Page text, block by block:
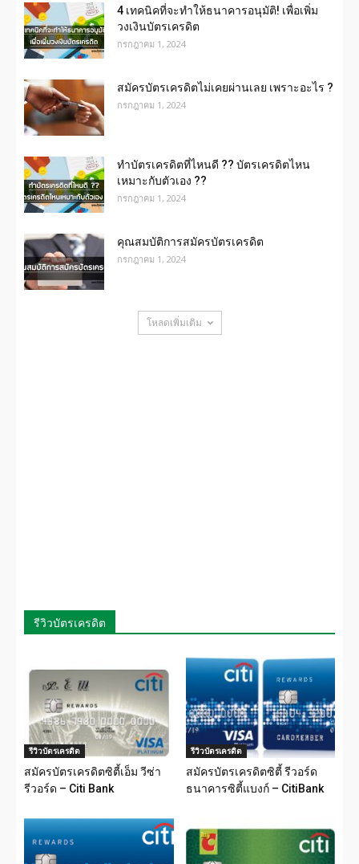
4 เทคนิคที่จะทำให้ธนาคารอนุมัติ! เพื่อเพิ่ม
วงเงินบัตรเครดิต
กรกฎาคม 1, 2024
สมัครบัตรเครดิตไม่เคยผ่านเลย เพราะอะไร ?
กรกฎาคม 1, 2024
ทำบัตรเครดิตที่ไหนดี ?? บัตรเครดิตไหน
เหมาะกับตัวเอง ??
กรกฎาคม 1, 2024
คุณสมบัติการสมัครบัตรเครดิต
กรกฎาคม 1, 2024
โหลดเพิ่มเติม
รีวิวบัตรเครดิต
รีวิวบัตรเครดิต
สมัครบัตรเครดิตซิตี้เอ็ม วีซ่า
รีวอร์ด – Citi Bank
รีวิวบัตรเครดิต
สมัครบัตรเครดิตซิตี้ รีวอร์ด
ธนาคารซิตี้แบงก์ – CitiBank